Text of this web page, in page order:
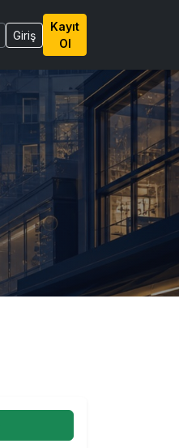
Giriş
Kayıt
Ol